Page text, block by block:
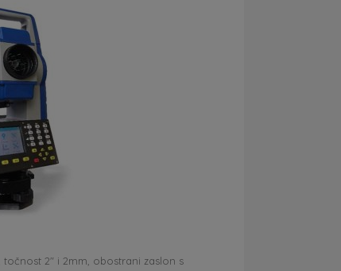
2″ i 2mm, obostrani zaslon s